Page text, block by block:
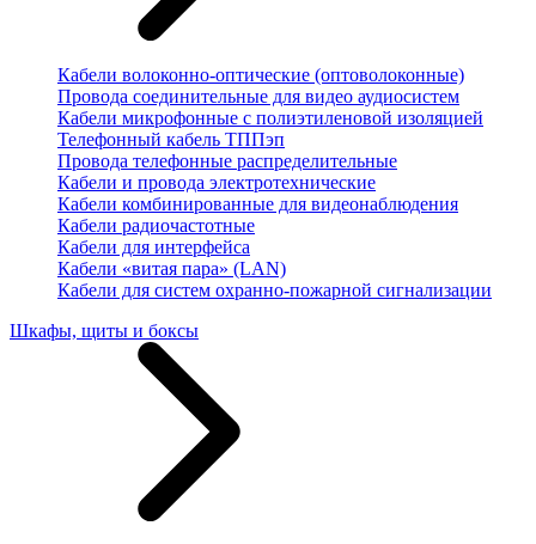
Кабели волоконно-оптические (оптоволоконные)
Провода соединительные для видео аудиосистем
Кабели микрофонные с полиэтиленовой изоляцией
Телефонный кабель ТППэп
Провода телефонные распределительные
Кабели и провода электротехнические
Кабели комбинированные для видеонаблюдения
Кабели радиочастотные
Кабели для интерфейса
Кабели «витая пара» (LAN)
Кабели для систем охранно-пожарной сигнализации
Шкафы, щиты и боксы